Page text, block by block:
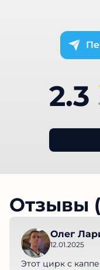
2.3
Отзывы
Олег
12.01.2025
Этот цирк с